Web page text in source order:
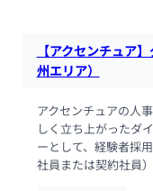
【アクセンチュア
州エリア）
アクセンチュアの人
しく立ち上がったダ
ーとして、経験者採
社員または契約社員）